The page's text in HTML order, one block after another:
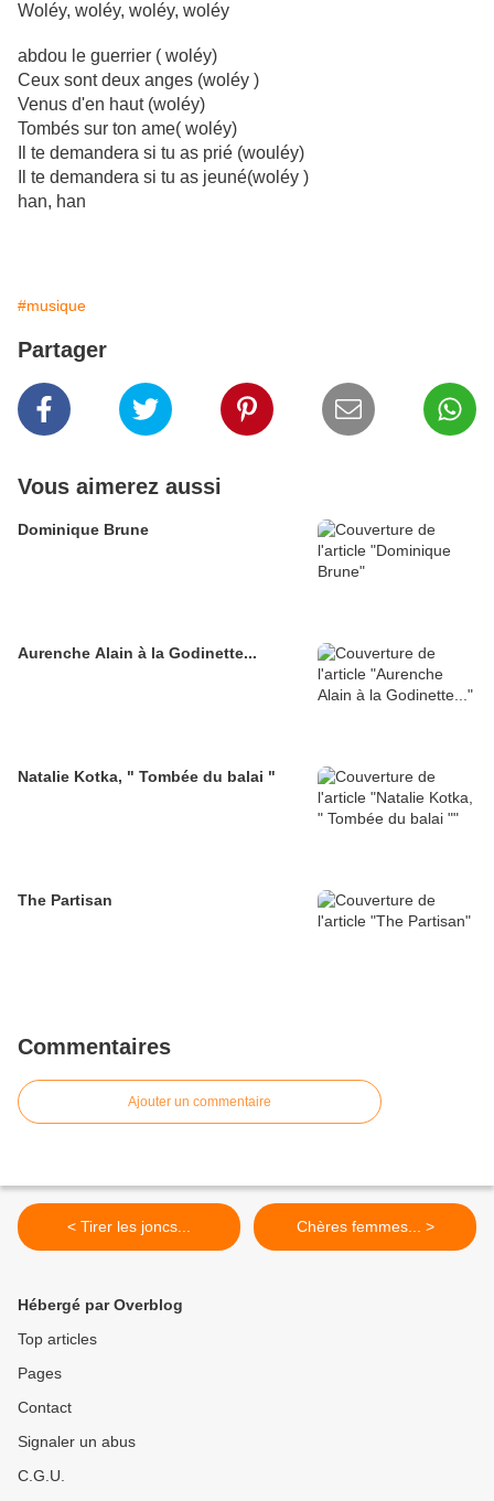
Woléy, woléy, woléy, woléy
abdou le guerrier ( woléy)
Ceux sont deux anges (woléy )
Venus d'en haut (woléy)
Tombés sur ton ame( woléy)
Il te demandera si tu as prié (wouléy)
Il te demandera si tu as jeuné(woléy )
han, han
#musique
Partager
Vous aimerez aussi
Dominique Brune
Aurenche Alain à la Godinette...
Natalie Kotka, " Tombée du balai "
The Partisan
Commentaires
Ajouter un commentaire
< Tirer les joncs... Chères femmes... >
Hébergé par Overblog
Top articles
Pages
Contact
Signaler un abus
C.G.U.